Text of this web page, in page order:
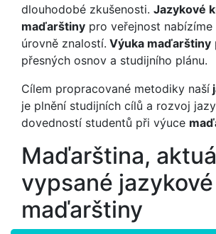
dlouhodobé zkušenosti. Jazykové
maďarštiny pro veřejnost
úrovně znalostí. Výuka maďarštiny
přesných osnov a studijního plánu.
Cílem propracované metodiky naší
je plnění studijních cílů a rozvoj
dovedností studentů při výuce
Maďarština,
vypsané
maďarštiny